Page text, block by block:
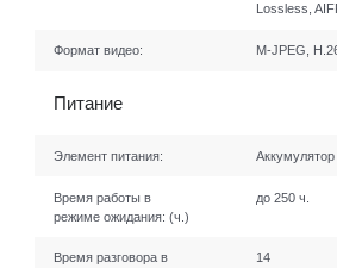
Lossless,
Формат видео: M-JPEG,
Питание
Элемент питания:
Время работы в
режиме ожидания: (ч.)
до 250 ч.
Время разговора в
14